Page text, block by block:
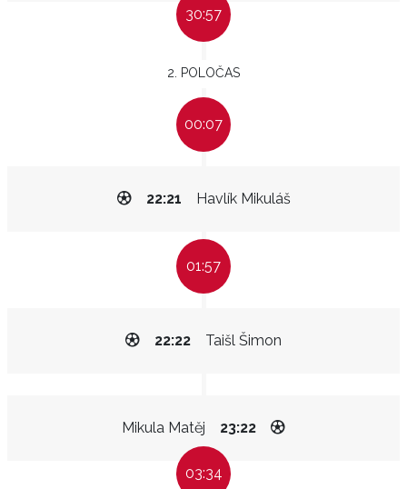
30:57
2. POLOČAS
00:07
Havlík Mikuláš
22:21
01:57
Taišl Šimon
22:22
Mikula Matěj 23:22
03:34